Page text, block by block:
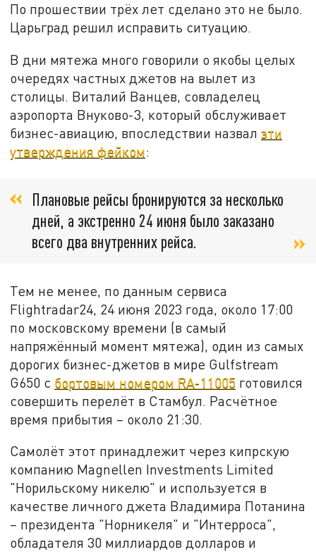
По прошествии трёх лет сделано это не было.
Царьград решил исправить ситуацию.
В дни мятежа много говорили о якобы целых
очередях частных джетов на вылет из
столицы. Виталий Ванцев, совладелец
аэропорта Внуково-3, который обслуживает
бизнес-авиацию, впоследствии назвалэти
утверждения фейком:
Плановые рейсы бронируются за несколько
дней, а экстренно 24 июня было заказано
всего два внутренних рейса.
Тем не менее, по данным сервиса
Flightradar24, 24 июня 2023 года, около 17:00
по московскому времени (в самый
напряжённый момент мятежа), один из самых
дорогих бизнес-джетов в мире Gulfstream
G650 с бортовым номером RA-11005 готовился
совершить перелёт в Стамбул. Расчётное
время прибытия – около 21:30.
Самолёт этот принадлежит через кипрскую
компанию Magnellen Investments Limited
"Норильскому никелю" и используется в
качестве личного джета Владимира Потанина
– президента "Норникеля" и "Интерроса",
обладателя 30 миллиардов долларов и